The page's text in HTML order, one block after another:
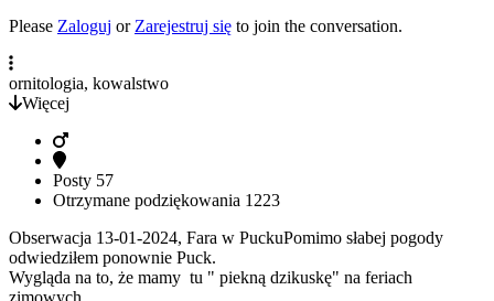
Please Zaloguj or Zarejestruj się to join the conversation.
ornitologia, kowalstwo
Więcej
Posty 57
Otrzymane podziękowania 1223
Obserwacja 13-01-2024, Fara w PuckuPomimo słabej pogody
odwiedziłem ponownie Puck.
Wygląda na to, że mamy tu " piekną dzikuskę" na feriach